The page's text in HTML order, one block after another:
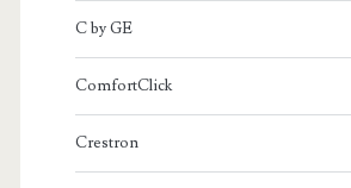
C by GE
ComfortClick
Crestron